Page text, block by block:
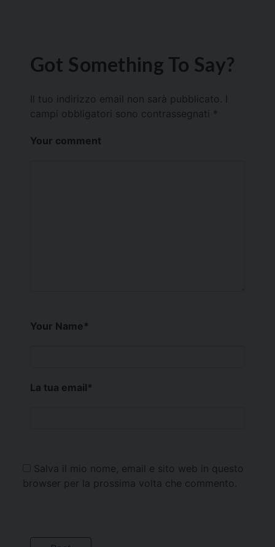
Got Something To Say?
Il tuo indirizzo email non sarà pubblicato.
campi obbligatori sono contrassegnati *
Your comment
Your Name*
La tua email*
Salva il mio nome, email e sito web in questo
browser per la prossima volta che commento.